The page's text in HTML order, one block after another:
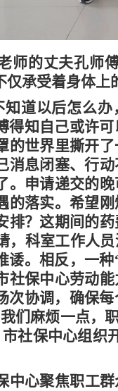
师的丈夫孔师
仅承受着身体
知道以后怎么
得知自己或许
的世界里撕开
消息闭塞、行
。申请递交的
的落实。希望
排？这期间的
，科室工作人
诿。相反，一
社保中心劳动
次协调，确保
们麻烦一点，
市社保中心组织
中心聚焦职工